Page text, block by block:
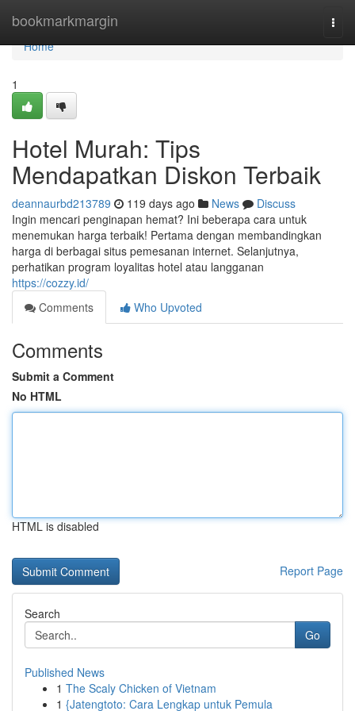
bookmarkmargin
Home
Home
1
Hotel Murah: Tips
Mendapatkan Diskon Terbaik
deannaurbd213789 119 days ago News
Discuss
Ingin mencari penginapan hemat? Ini beberapa cara untuk
menemukan harga terbaik! Pertama dengan membandingkan
harga di berbagai situs pemesanan internet. Selanjutnya,
perhatikan program loyalitas hotel atau langganan
https://cozzy.id/
Comments
Who Upvoted
Comments
Submit a Comment
No HTML
HTML is disabled
Report Page
Search
Go
Published News
1 The Scaly Chicken of Vietnam
1 {Jatengtoto: Cara Lengkap untuk Pemula